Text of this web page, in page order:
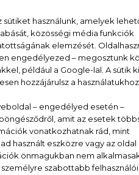
aromái sejlenek
jegyek a
a kreációnak. Ez
napra, akár
ambretta, benzoé,